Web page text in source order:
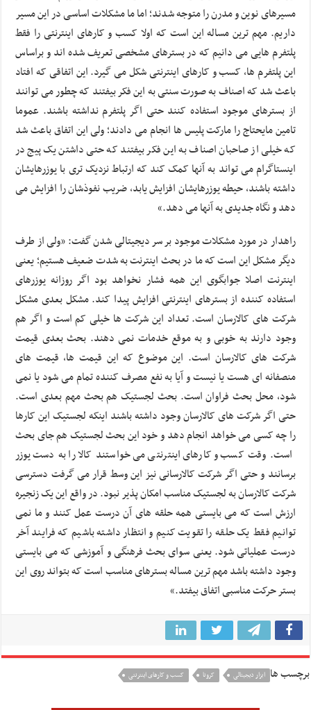
مسیرهای نوین و مدرن را متوجه شدند؛ اما ما مشکلات اساسی در این مسیر
داریم. مهم ترین مساله این است که اولا کسب و کارهای اینترنتی را فقط
پلتفرم هایی می دانیم که در بسترهای مشخصی تعریف شده اند و براساس
این پلتفرم ها، کسب و کارهای اینترنتی شکل می گیرد. این اتفاقی که افتاد
باعث شد که اصناف به صورت سنتی به این فکر بیفتند که چطور می توانند
از بسترهای موجود استفاده کنند حتی اگر پلتفرم نداشته باشند. عموما
تامین مایحتاج را مارکت پلیس ها انجام می دادند؛ ولی این اتفاق باعث شد
که خیلی از صاحبان اصناف به این فکر بیفتند که حتی داشتن یک پیج در
اینستاگرام می تواند به آنها کمک کند که ارتباط نزدیک تری با یوزرهایشان
داشته باشند، حیطه یوزرهایشان افزایش یابد، ضریب نفوذشان را افزایش می
دهد و نگاه جدیدی به آنها می دهد.»
راهدار در مورد مشکلات موجود بر سر دیجیتالی شدن گفت: «ولی از طرف
دیگر مشکل این است که ما در بحث اینترنت به شدت ضعیف هستیم؛ یعنی
اینترنت اصلا جوابگوی این همه فشار نخواهد بود اگر روزانه یوزرهای
استفاده کننده از بسترهای اینترنتی افزایش پیدا کند. مشکل بعدی مشکل
شرکت های کالارسان است. تعداد این شرکت ها خیلی کم است و اگر هم
وجود دارند به خوبی و به موقع خدمات نمی دهند. بحث بعدی قیمت
شرکت های کالارسان است. این موضوع که این قیمت ها، قیمت های
منصفانه ای هست یا نیست و آیا به نفع مصرف کننده تمام می شود یا نمی
شود، محل بحث فراوان است. بحث لجستیک هم بحث مهم بعدی است.
حتی اگر شرکت های کالارسان وجود داشته باشند اینکه لجستیک این کارها
را چه کسی می خواهد انجام دهد و خود این بحث لجستیک هم جای بحث
است. وقت کسب و کارهای اینترنتی می خواستند کالا را به دست یوزر
برسانند و حتی اگر شرکت کالارسانی نیز این وسط قرار می گرفت دسترسی
شرکت کالارسان به لجستیک مناسب امکان پذیر نبود. در واقع این یک زنجیره
ارزش است که می بایستی همه حلقه های آن درست عمل کنند و ما نمی
توانیم فقط یک حلقه را تقویت کنیم و انتظار داشته باشیم که فرایند آخر
درست عملیاتی شود. یعنی سوای بحث فرهنگی و آموزشی که می بایستی
وجود داشته باشد مهم ترین مساله بسترهای مناسب است که بتواند روی این
بستر حرکت مناسبی اتفاق بیفتد.»
برچسب ها ابزار دیجیتالی کرونا کسب و کارهای اینترنتی